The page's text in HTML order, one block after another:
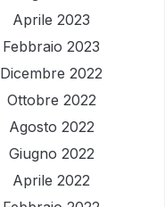
Aprile 2023
Febbraio 2023
Dicembre 2022
Ottobre 2022
Agosto 2022
Giugno 2022
Aprile 2022